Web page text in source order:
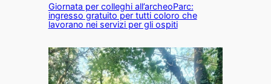
Giornata per colleghi all’archeoParc:
ingresso gratuito per tutti coloro che
lavorano nei servizi per gli ospiti